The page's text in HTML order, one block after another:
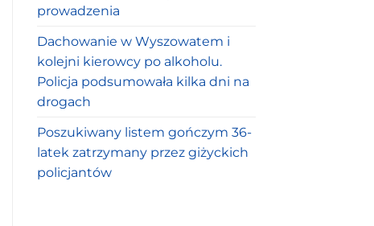
prowadzenia
Dachowanie w Wyszowatem i
kolejni kierowcy po alkoholu.
Policja podsumowała kilka dni na
drogach
Poszukiwany listem gończym 36-
latek zatrzymany przez giżyckich
policjantów